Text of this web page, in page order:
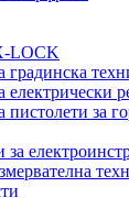
LOCK
градинска
електрически
пистолети за